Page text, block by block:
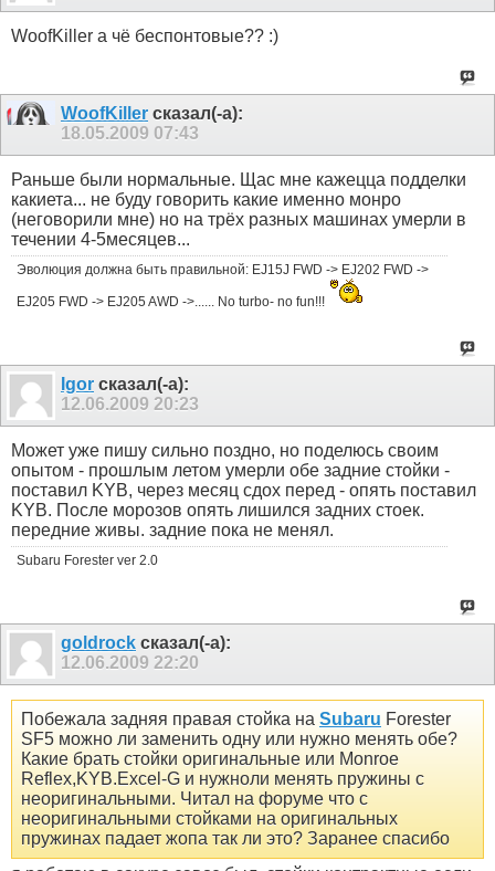
WoofKiller а чё беспонтовые?? :)
WoofKiller сказал(-а):
18.05.2009 07:43
Раньше были нормальные. Щас мне кажецца подделки
какиета... не буду говорить какие именно монро
(неговорили мне) но на трёх разных машинах умерли в
течении 4-5месяцев...
Эволюция должна быть правильной: EJ15J FWD -> EJ202 FWD ->
EJ205 FWD -> EJ205 AWD ->...... No turbo- no fun!!!
Igor сказал(-а):
12.06.2009 20:23
Может уже пишу сильно поздно, но поделюсь своим
опытом - прошлым летом умерли обе задние стойки -
поставил KYB, через месяц сдох перед - опять поставил
KYB. После морозов опять лишился задних стоек.
передние живы. задние пока не менял.
Subaru Forester ver 2.0
goldrock сказал(-а):
12.06.2009 22:20
Побежала задняя правая стойка на Subaru Forester
SF5 можно ли заменить одну или нужно менять обе?
Какие брать стойки оригинальные или Monroe
Reflex,KYB.Excel-G и нужноли менять пружины с
неоригинальными. Читал на форуме что с
неоригинальными стойками на оригинальных
пружинах падает жопа так ли это? Заранее спасибо